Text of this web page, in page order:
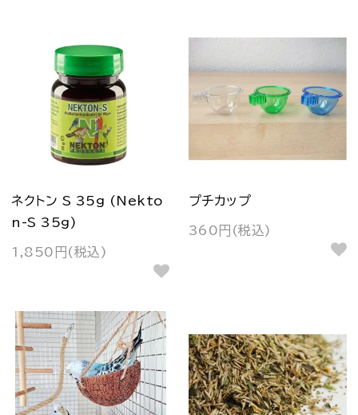
ネクトン S 35g (Nekto
n-S 35g)
1,850円(税込)
プチカップ
360円(税込)